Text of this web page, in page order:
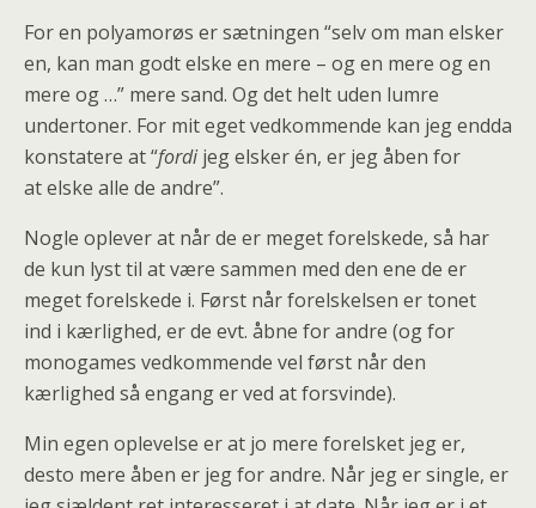
For en polyamorøs er sætningen “selv om man elsker
en, kan man godt elske en mere – og en mere og en
mere og …” mere sand. Og det helt uden lumre
undertoner. For mit eget vedkommende kan jeg endda
konstatere at “fordijeg elsker én, er jeg åben for
at elske alle de andre”.
Nogle oplever at når de er meget forelskede, så har
de kun lyst til at være sammen med den ene de er
meget forelskede i. Først når forelskelsen er tonet
ind i kærlighed, er de evt. åbne for andre (og for
monogames vedkommende vel først når den
kærlighed så engang er ved at forsvinde).
Min egen oplevelse er at jo mere forelsket jeg er,
desto mere åben er jeg for andre. Når jeg er single, er